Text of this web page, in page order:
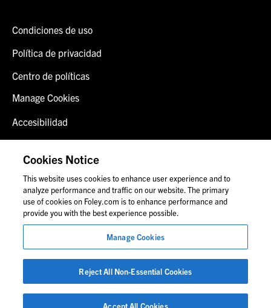
Condiciones de uso
Política de privacidad
Centro de políticas
Manage Cookies
Accesibilidad
Contáctenos
© 2026 Foley & Lardner LLP
personal de Foley.
Cookies Notice
This website uses cookies to enhance user experience and to
analyze performance and traffic on our website. The primary
use of cookies on Foley.com is to enhance performance and
provide you with the best experience possible.
Manage Cookies
Reject All Non-Essential Cookies
Accept All Cookies